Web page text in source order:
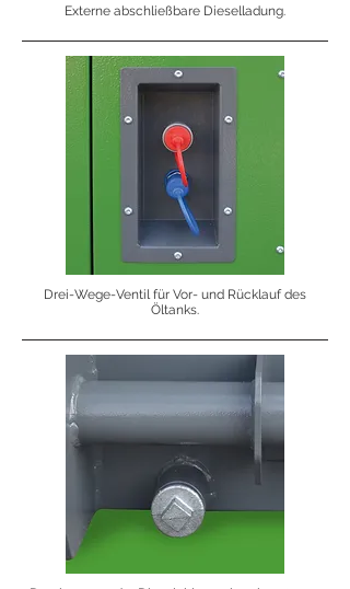
Externe abschließbare Dieselladung.
Drei-Wege-Ventil für Vor- und Rücklauf des
Öltanks.